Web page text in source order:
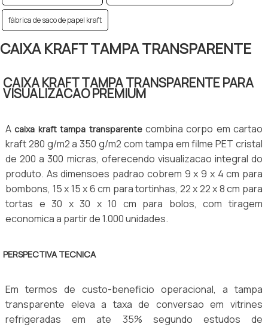
fábrica de saco de papel kraft
CAIXA KRAFT TAMPA TRANSPARENTE
CAIXA KRAFT TAMPA TRANSPARENTE PARA
VISUALIZACAO PREMIUM
Acaixa kraft tampa transparentecombina corpo em cartao
kraft 280 g/m2 a 350 g/m2 com tampa em filme PET cristal
de 200 a 300 micras, oferecendo visualizacao integral do
produto. As dimensoes padrao cobrem 9 x 9 x 4 cm para
bombons, 15 x 15 x 6 cm para tortinhas, 22 x 22 x 8 cm para
tortas e 30 x 30 x 10 cm para bolos, com tiragem
economica a partir de 1.000 unidades.
PERSPECTIVA TECNICA
Em termos de custo-beneficio operacional, a tampa
transparente eleva a taxa de conversao em vitrines
refrigeradas em ate 35% segundo estudos de